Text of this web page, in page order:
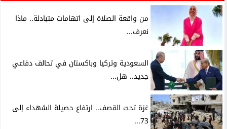
من واقعة الصلاة إلى اتهامات متبادلة.. ماذا
نعرف...
السعودية وتركيا وباكستان في تحالف دفاعي
جديد.. هل...
غزة تحت القصف.. ارتفاع حصيلة الشهداء إلى
73...